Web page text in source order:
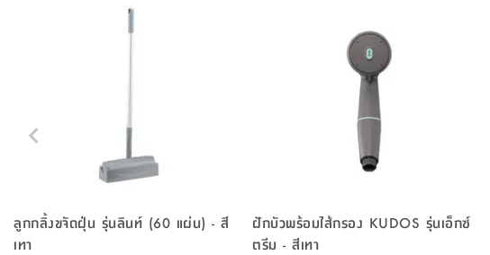
ลูกกลิ้งขจัดฝุ่น รุ่นลินท์ (60 แผ่น) - สี
เทา
ฝักบัวพร้อมไส้กรอง KUDOS รุ่นเอ็กซ์
ตรีม - สีเทา